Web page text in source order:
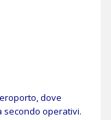
dove
secondo operativi.